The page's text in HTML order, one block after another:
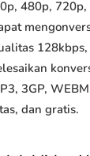
480p,
3GP,
dan gratis.